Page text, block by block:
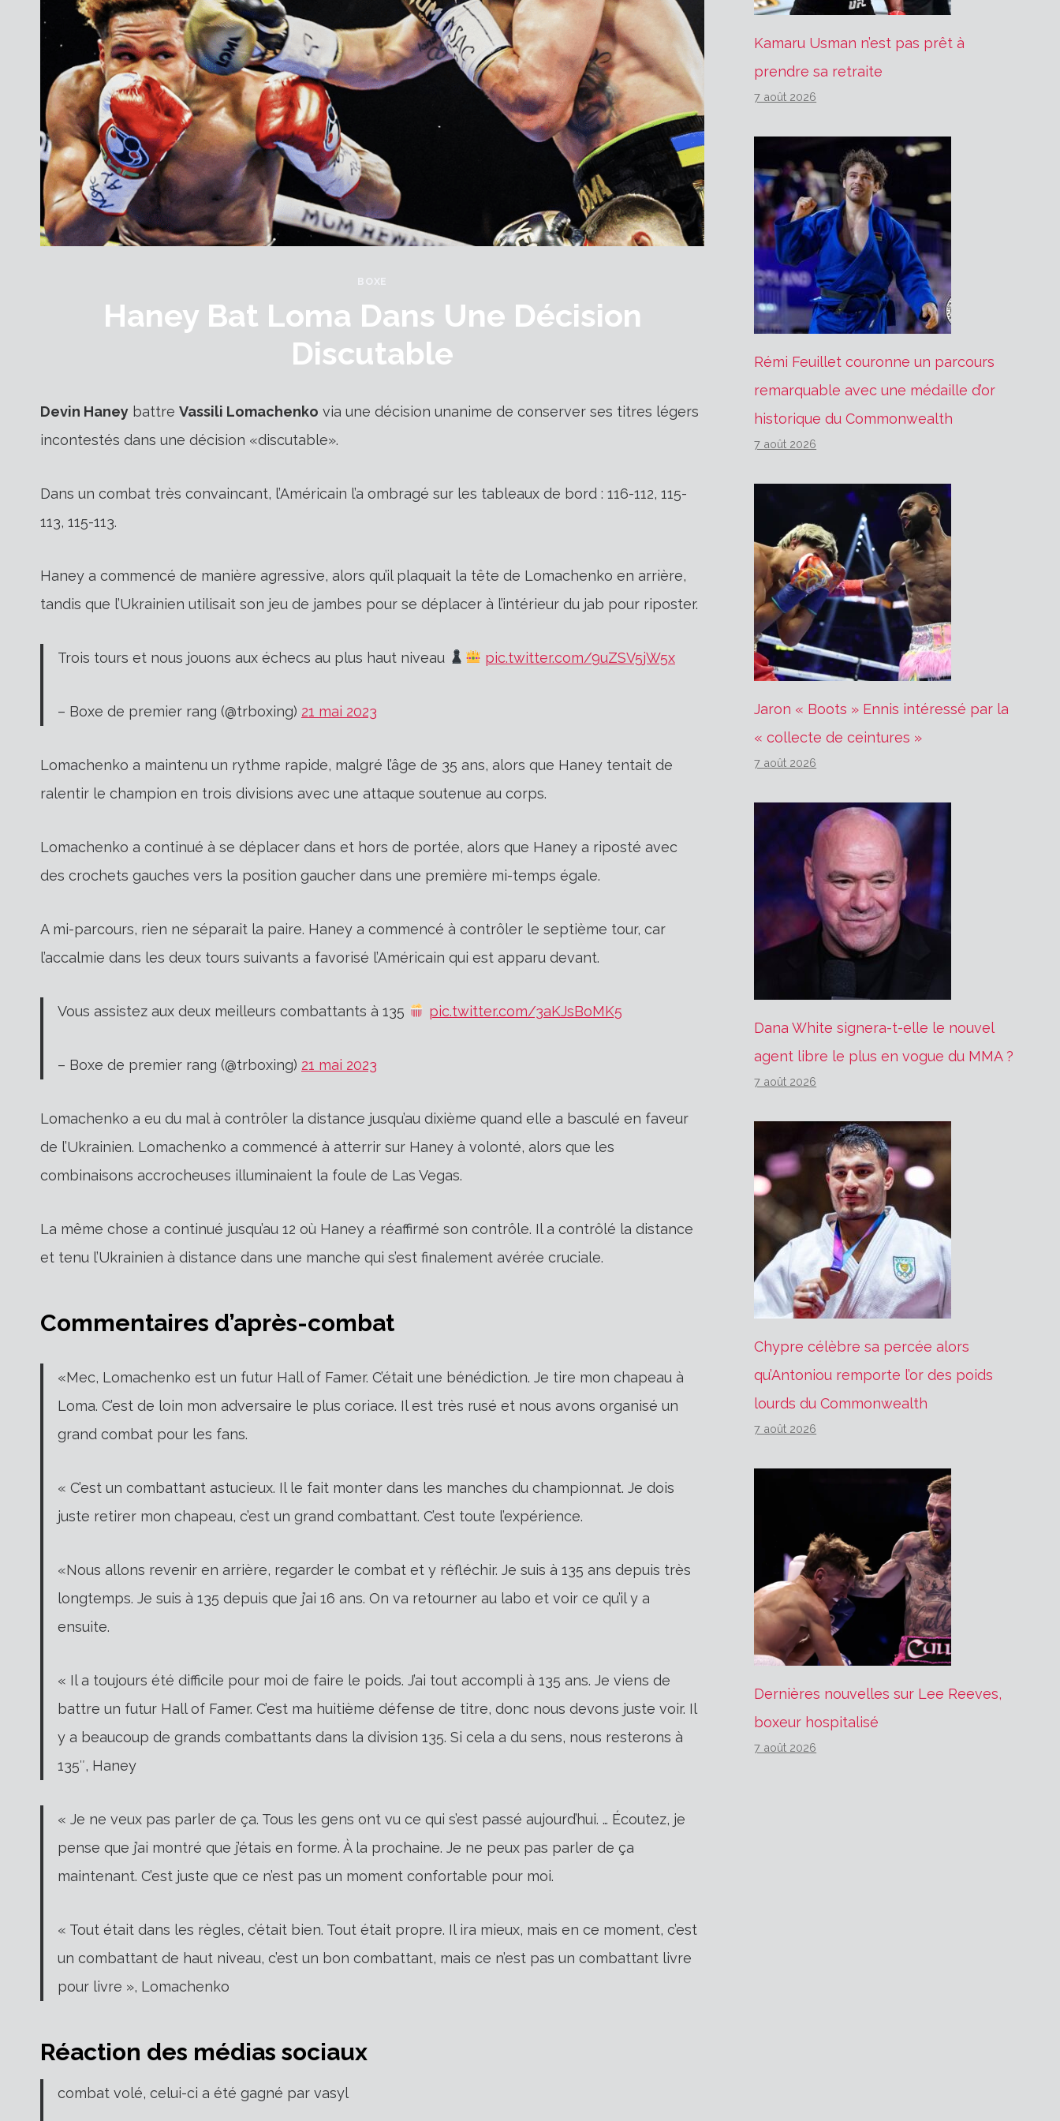
BOXE
Haney Bat Loma Dans Une Décision
Discutable
Devin Haney battre Vassili Lomachenko via une décision unanime de conserver ses titres légers
incontestés dans une décision «discutable».
Dans un combat très convaincant, l’Américain l’a ombragé sur les tableaux de bord : 116-112, 115-
113, 115-113.
Haney a commencé de manière agressive, alors qu’il plaquait la tête de Lomachenko en arrière,
tandis que l’Ukrainien utilisait son jeu de jambes pour se déplacer à l’intérieur du jab pour riposter.
Trois tours et nous jouons aux échecs au plus haut niveau pic.twitter.com/9uZSV5jW5x
– Boxe de premier rang (@trboxing) 21 mai 2023
Lomachenko a maintenu un rythme rapide, malgré l’âge de 35 ans, alors que Haney tentait de
ralentir le champion en trois divisions avec une attaque soutenue au corps.
Lomachenko a continué à se déplacer dans et hors de portée, alors que Haney a riposté avec
des crochets gauches vers la position gaucher dans une première mi-temps égale.
A mi-parcours, rien ne séparait la paire. Haney a commencé à contrôler le septième tour, car
l’accalmie dans les deux tours suivants a favorisé l’Américain qui est apparu devant.
Vous assistez aux deux meilleurs combattants à 135 pic.twitter.com/3aKJsBoMK5
– Boxe de premier rang (@trboxing) 21 mai 2023
Lomachenko a eu du mal à contrôler la distance jusqu’au dixième quand elle a basculé en faveur
de l’Ukrainien. Lomachenko a commencé à atterrir sur Haney à volonté, alors que les
combinaisons accrocheuses illuminaient la foule de Las Vegas.
La même chose a continué jusqu’au 12 où Haney a réaffirmé son contrôle. Il a contrôlé la distance
et tenu l’Ukrainien à distance dans une manche qui s’est finalement avérée cruciale.
Commentaires d’après-combat
«Mec, Lomachenko est un futur Hall of Famer. C’était une bénédiction. Je tire mon chapeau à
Loma. C’est de loin mon adversaire le plus coriace. Il est très rusé et nous avons organisé un
grand combat pour les fans.
« C’est un combattant astucieux. Il le fait monter dans les manches du championnat. Je dois
juste retirer mon chapeau, c’est un grand combattant. C’est toute l’expérience.
«Nous allons revenir en arrière, regarder le combat et y réfléchir. Je suis à 135 ans depuis très
longtemps. Je suis à 135 depuis que j’ai 16 ans. On va retourner au labo et voir ce qu’il y a
ensuite.
« Il a toujours été difficile pour moi de faire le poids. J’ai tout accompli à 135 ans. Je viens de
battre un futur Hall of Famer. C’est ma huitième défense de titre, donc nous devons juste voir. Il
y a beaucoup de grands combattants dans la division 135. Si cela a du sens, nous resterons à
135″, Haney
« Je ne veux pas parler de ça. Tous les gens ont vu ce qui s’est passé aujourd’hui. … Écoutez, je
pense que j’ai montré que j’étais en forme. À la prochaine. Je ne peux pas parler de ça
maintenant. C’est juste que ce n’est pas un moment confortable pour moi.
« Tout était dans les règles, c’était bien. Tout était propre. Il ira mieux, mais en ce moment, c’est
un combattant de haut niveau, c’est un bon combattant, mais ce n’est pas un combattant livre
pour livre », Lomachenko
Réaction des médias sociaux
combat volé, celui-ci a été gagné par vasyl
Kamaru Usman n’est pas prêt à
prendre sa retraite
7 août 2026
Rémi Feuillet couronne un parcours
remarquable avec une médaille d’or
historique du Commonwealth
7 août 2026
Jaron « Boots » Ennis intéressé par la
« collecte de ceintures »
7 août 2026
Dana White signera-t-elle le nouvel
agent libre le plus en vogue du MMA ?
7 août 2026
Chypre célèbre sa percée alors
qu’Antoniou remporte l’or des poids
lourds du Commonwealth
7 août 2026
Dernières nouvelles sur Lee Reeves,
boxeur hospitalisé
7 août 2026